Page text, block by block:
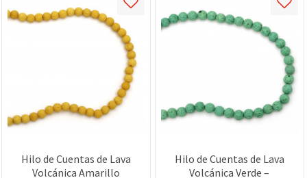
Hilo de Cuentas de Lava
Volcánica Amarillo
Hilo de Cuentas de Lava
Volcánica Verde –